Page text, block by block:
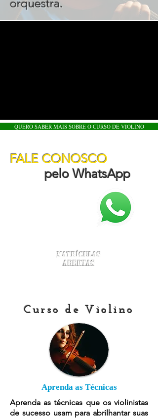
orquestra.
QUERO SABER MAIS SOBRE O CURSO DE VIOLINO
FALE CONOSCO
pelo WhatsApp
Matrículas
Abertas
Curso de Violino
Aprenda as Técnicas
Aprenda as técnicas que os violinistas
de sucesso usam para abrilhantar suas